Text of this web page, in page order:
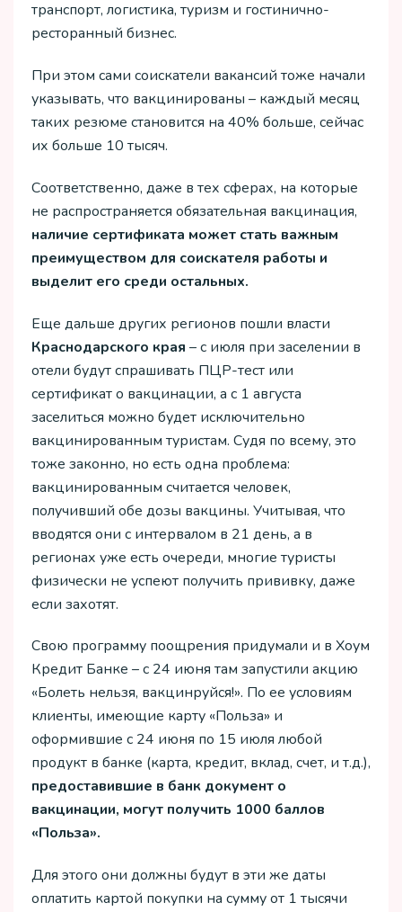
транспорт, логистика, туризм и гостинично-
ресторанный бизнес.
При этом сами соискатели вакансий тоже начали
указывать, что вакцинированы – каждый месяц
таких резюме становится на 40% больше, сейчас
их больше 10 тысяч.
Соответственно, даже в тех сферах, на которые
не распространяется обязательная вакцинация,
наличие сертификата может стать важным
преимуществом для соискателя работы и
выделит его среди остальных.
Еще дальше других регионов пошли власти
Краснодарского края – с июля при заселении в
отели будут спрашивать ПЦР-тест или
сертификат о вакцинации, а с 1 августа
заселиться можно будет исключительно
вакцинированным туристам. Судя по всему, это
тоже законно, но есть одна проблема:
вакцинированным считается человек,
получивший обе дозы вакцины. Учитывая, что
вводятся они с интервалом в 21 день, а в
регионах уже есть очереди, многие туристы
физически не успеют получить прививку, даже
если захотят.
Свою программу поощрения придумали и в Хоум
Кредит Банке – с 24 июня там запустили акцию
«Болеть нельзя, вакцинруйся!». По ее условиям
клиенты, имеющие карту «Польза» и
оформившие с 24 июня по 15 июля любой
продукт в банке (карта, кредит, вклад, счет, и т.д.),
предоставившие в банк документ о
вакцинации, могут получить 1000 баллов
«Польза».
Для этого они должны будут в эти же даты
оплатить картой покупки на сумму от 1 тысячи